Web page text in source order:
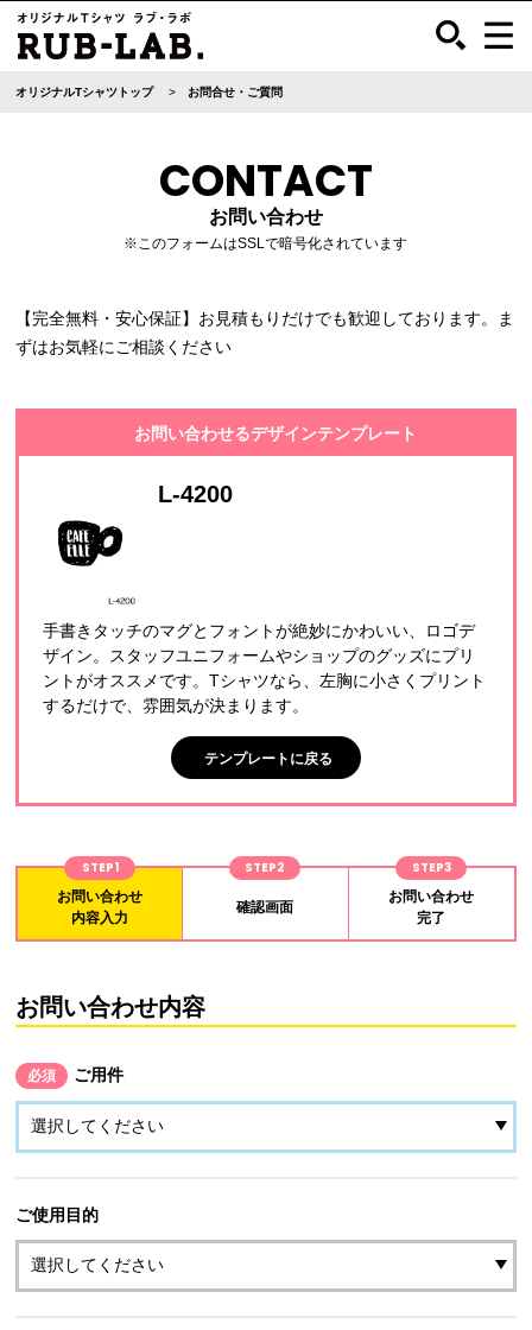
オリジナルTシャツトップ お問合せ・ご質問
CONTACT
お問い合わせ
※このフォームはSSLで暗号化されています
【完全無料・安心保証】お見積もりだけでも歓迎しております。ま
ずはお気軽にご相談ください
お問い合わせるデザインテンプレート
L-4200
手書きタッチのマグとフォントが絶妙にかわいい、ロゴデ
ザイン。スタッフユニフォームやショップのグッズにプリ
ントがオススメです。Tシャツなら、左胸に小さくプリント
するだけで、雰囲気が決まります。
テンプレートに戻る
STEP1
お問い合わせ
内容入力
STEP2
確認画面
STEP3
お問い合わせ
完了
お問い合わせ内容
必須 ご用件
ご使用目的